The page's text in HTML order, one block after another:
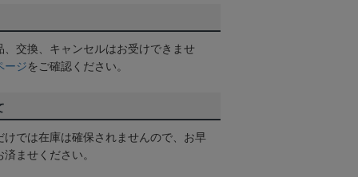
交換、キャンセルはお受けできませ
ージをご確認ください。
けでは在庫は確保されませんので、お早
ませください。